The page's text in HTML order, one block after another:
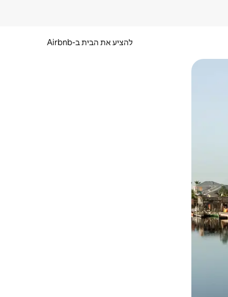
להציע את הבית ב-Airbnb